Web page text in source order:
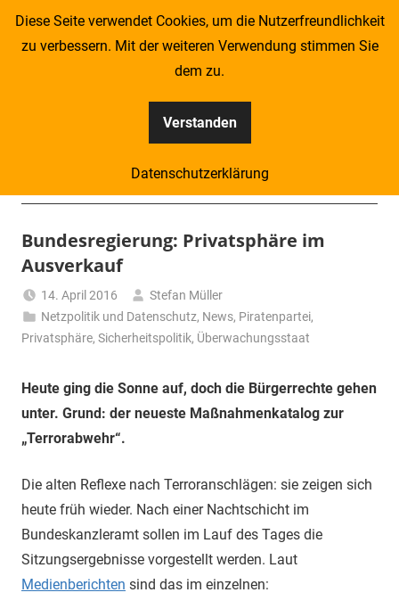
Zum
Kompass
–
Zeitung
für
Piraten
Bundesregierung: Privatsphäre im
Ausverkauf
14. April 2016
Stefan Müller
Netzpolitik und Datenschutz, News, Piratenpartei,
Privatsphäre, Sicherheitspolitik, Überwachungsstaat
Heute ging die Sonne auf, doch die Bürgerrechte gehen
unter. Grund: der neueste Maßnahmenkatalog zur
„Terrorabwehr“.
Die alten Reflexe nach Terroranschlägen: sie zeigen sich
heute früh wieder. Nach einer Nachtschicht im
Bundeskanzleramt sollen im Lauf des Tages die
Sitzungsergebnisse vorgestellt werden. Laut
Medienberichten sind das im einzelnen:
Diese Seite verwendet Cookies, um die Nutzerfreundlichkeit
zu verbessern. Mit der weiteren Verwendung stimmen Sie
dem zu.
Verstanden
Datenschutzerklärung